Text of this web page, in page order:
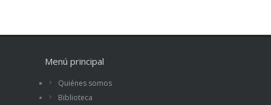
Menú principal
Quiénes somos
Biblioteca